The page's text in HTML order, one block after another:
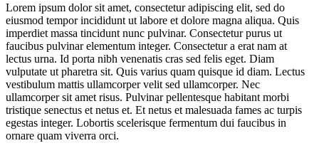
Lorem ipsum dolor sit amet, consectetur adipiscing elit, sed do
eiusmod tempor incididunt ut labore et dolore magna aliqua. Quis
imperdiet massa tincidunt nunc pulvinar. Consectetur purus ut
faucibus pulvinar elementum integer. Consectetur a erat nam at
lectus urna. Id porta nibh venenatis cras sed felis eget. Diam
vulputate ut pharetra sit. Quis varius quam quisque id diam. Lectus
vestibulum mattis ullamcorper velit sed ullamcorper. Nec
ullamcorper sit amet risus. Pulvinar pellentesque habitant morbi
tristique senectus et netus et. Et netus et malesuada fames ac turpis
egestas integer. Lobortis scelerisque fermentum dui faucibus in
ornare quam viverra orci.